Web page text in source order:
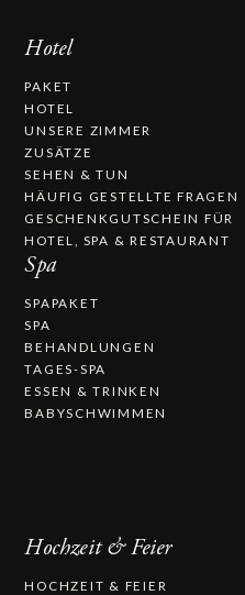
Hotel
PAKET
HOTEL
UNSERE ZIMMER
ZUSÄTZE
SEHEN & TUN
HÄUFIG GESTELLTE FRAGEN
GESCHENKGUTSCHEIN FÜR
HOTEL, SPA & RESTAURANT
Spa
SPAPAKET
SPA
BEHANDLUNGEN
TAGES-SPA
ESSEN & TRINKEN
BABYSCHWIMMEN
Hochzeit & Feier
HOCHZEIT & FEIER